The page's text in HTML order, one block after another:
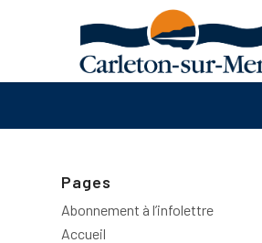
Pages
Abonnement à l’infolettre
Accueil